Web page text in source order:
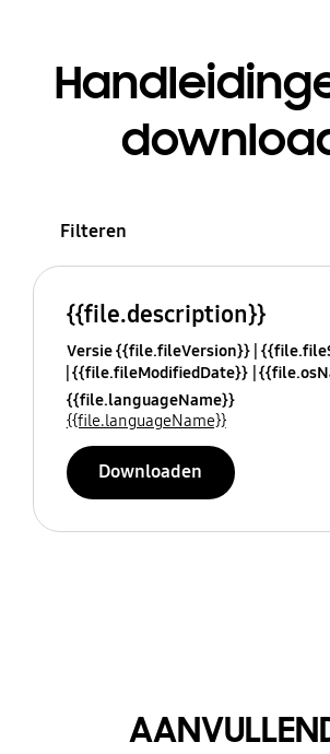
Filteren
{{file.description}}
Versie {{file.fileVersion}}
{{file.fileModifiedDate}}
{{file.languageName}}
{{file.languageName}}
Downloaden